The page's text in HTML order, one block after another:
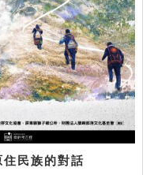
住民族的對話